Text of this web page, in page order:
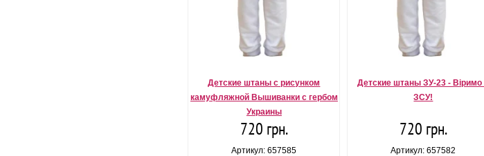
Детские штаны с рисунком
камуфляжной Вышиванки с гербом
Украины
720 грн.
Артикул: 657585
Детские штаны ЗУ-23 - Віримо
ЗСУ!
720 грн.
Артикул: 657582